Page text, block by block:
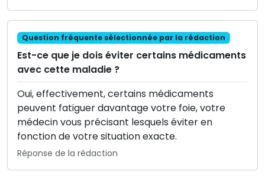
Question fréquente sélectionnée par la rédaction
Est-ce que je dois éviter certains médicaments
avec cette maladie ?
Oui, effectivement, certains médicaments
peuvent fatiguer davantage votre foie, votre
médecin vous précisant lesquels éviter en
fonction de votre situation exacte.
Réponse de la rédaction